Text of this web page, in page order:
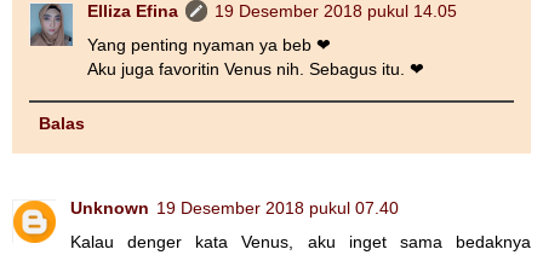
Elliza Efina
19 Desember 2018 pukul 14.05
Yang penting nyaman ya beb ❤
Aku juga favoritin Venus nih. Sebagus itu. ❤
Balas
Unknown 19 Desember 2018 pukul 07.40
Kalau denger kata Venus, aku inget sama bedaknya